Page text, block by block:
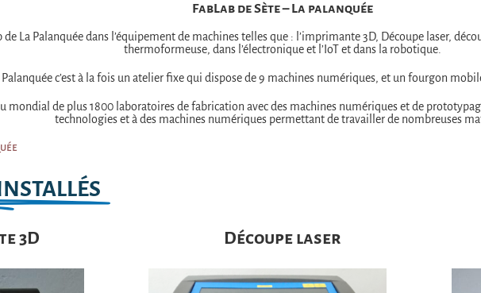
FabLab de Sète –La palanquée
La Palanquée dans l’équipement de machines telles que : l’imprimante 3D, Découpe laser,
thermoformeuse, dans l’électronique et l’IoT et dans la robotique.
Palanquée c’est à la fois un atelier fixe qui dispose de 9 machines numériques, et un fourgon
mondial de plus 1800 laboratoires de fabrication avec des machines numériques et de
technologies et à des machines numériques permettant de travailler de nombreuses
3D Découpe laser